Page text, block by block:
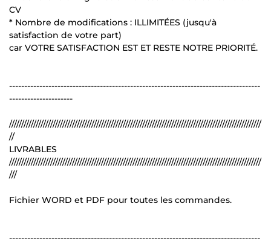
CV
* Nombre de modifications : ILLIMITÉES (jusqu'à
satisfaction de votre part)
car VOTRE SATISFACTION EST ET RESTE NOTRE PRIORITÉ.
-----------------------------------------------------------------------------------
---------------------
////////////////////////////////////////////////////////////////////////////////////////////////////////
//
LIVRABLES
////////////////////////////////////////////////////////////////////////////////////////////////////////
///
Fichier WORD et PDF pour toutes les commandes.
-----------------------------------------------------------------------------------